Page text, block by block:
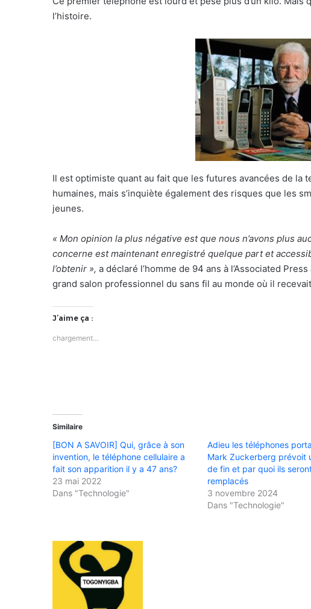
l’histoire.
Il est optimiste quant au fait que les futures avancées de
humaines, mais s’inquiète également des risques que les
jeunes.
« Mon opinion la plus négative est que nous n’avons plus
concerne est maintenant enregistré quelque part et
l’obtenir », a déclaré l’homme de 94 ans à l’Associated
grand salon professionnel du sans fil au monde où il
J’aime ça :
chargement…
Similaire
[BON A SAVOIR] Qui, grâce à son
invention, le téléphone cellulaire a
fait son apparition il y a 47 ans?
23 mai 2022
Dans "Technologie"
Adieu les téléphones
Mark Zuckerberg prévoit
de fin et par quoi ils
remplacés
3 novembre 2024
Dans "Technologie"